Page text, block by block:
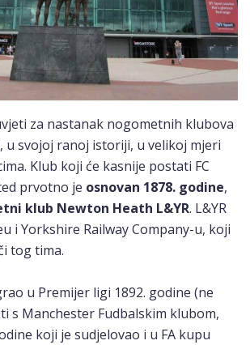
za nastanak nogometnih klubova
u svojoj ranoj istoriji, u velikoj mjeri
Klub koji će kasnije postati FC
prvotno je osnovan 1878. godine,
klub Newton Heath L&YR. L&YR
i Yorkshire Railway Company-u, koji
tog tima.
u Premijer ligi 1892. godine (ne
s Manchester Fudbalskim klubom,
koji je sudjelovao i u FA kupu